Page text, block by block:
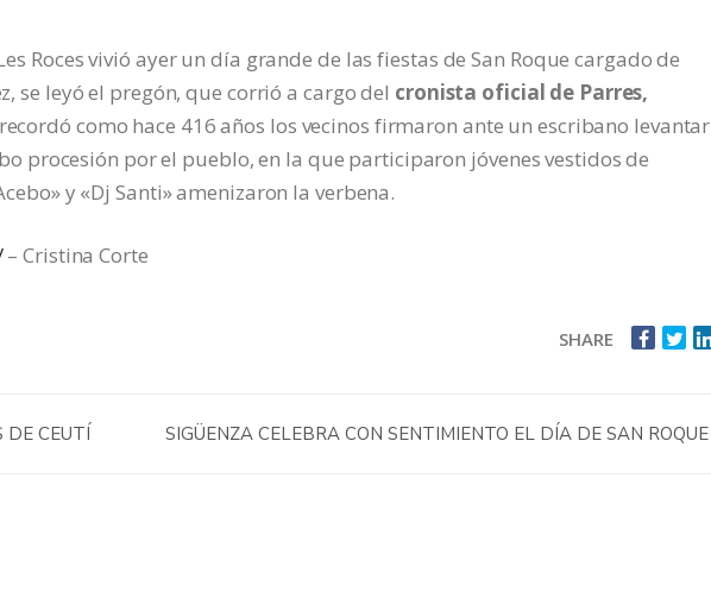
Roces vivió ayer un día grande de las fiestas de San Roque cargado de
se leyó el pregón, que corrió a cargo del cronista oficial de Parres,
como hace 416 años los vecinos firmaron ante un escribano levantar
procesión por el pueblo, en la que participaron jóvenes vestidos de
y «Dj Santi» amenizaron la verbena.
– Cristina Corte
SHARE
DE CEUTÍ SIGÜENZA CELEBRA CON SENTIMIENTO EL DÍA DE SAN ROQUE